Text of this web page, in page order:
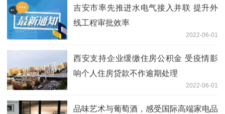
吉安市率先推进水电气接入并联 提升外
线工程审批效率
2022-06-01
西安支持企业缓缴住房公积金 受疫情影
响个人住房贷款不作逾期处理
2022-06-01
品味艺术与葡萄酒，感受国际高端家电品